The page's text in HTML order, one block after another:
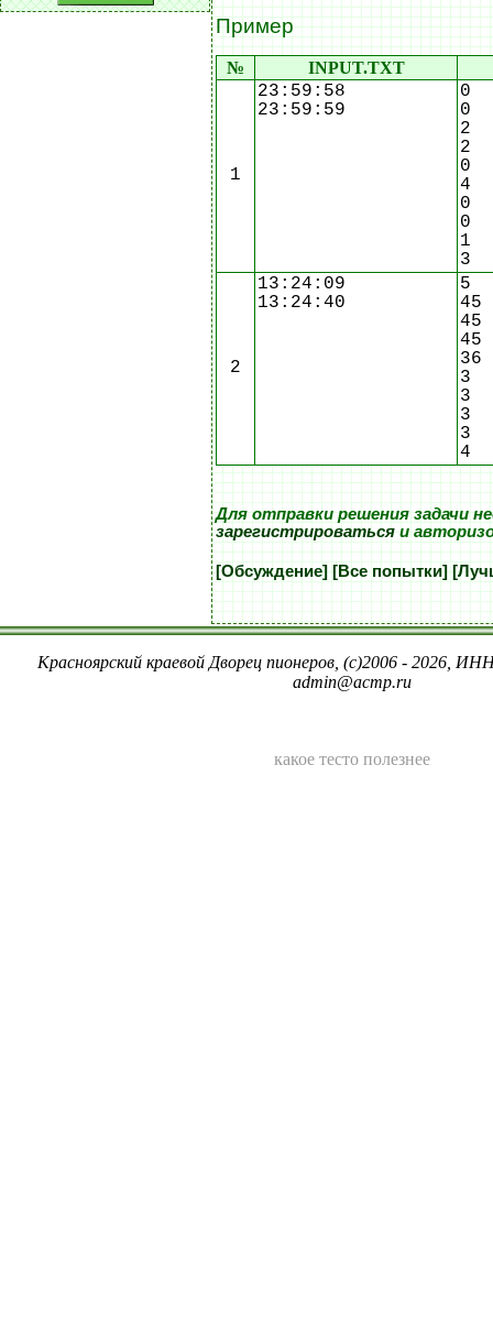
Пример
№ INPUT.TXT
1
23:59:58
23:59:59
0
0
2
2
0
4
0
0
1
3
2
13:24:09
13:24:40
5
45
45
45
36
3
3
3
3
4
Для отправки решения задачи
зарегистрироватьсяи
[Обсуждение] [Все попытки]
Красноярский краевой Дворец пионеров, (c)2006 - 2026,
admin@acmp.ru
какое тесто полезнее